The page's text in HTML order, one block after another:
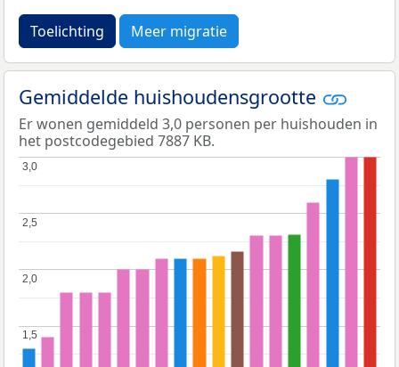
Toelichting Meer migratie
Gemiddelde huishoudensgrootte
Er wonen gemiddeld 3,0 personen per huishouden in
het postcodegebied 7887 KB.
1,5
1,5
2,0
2,0
2,5
2,5
3,0
3,0